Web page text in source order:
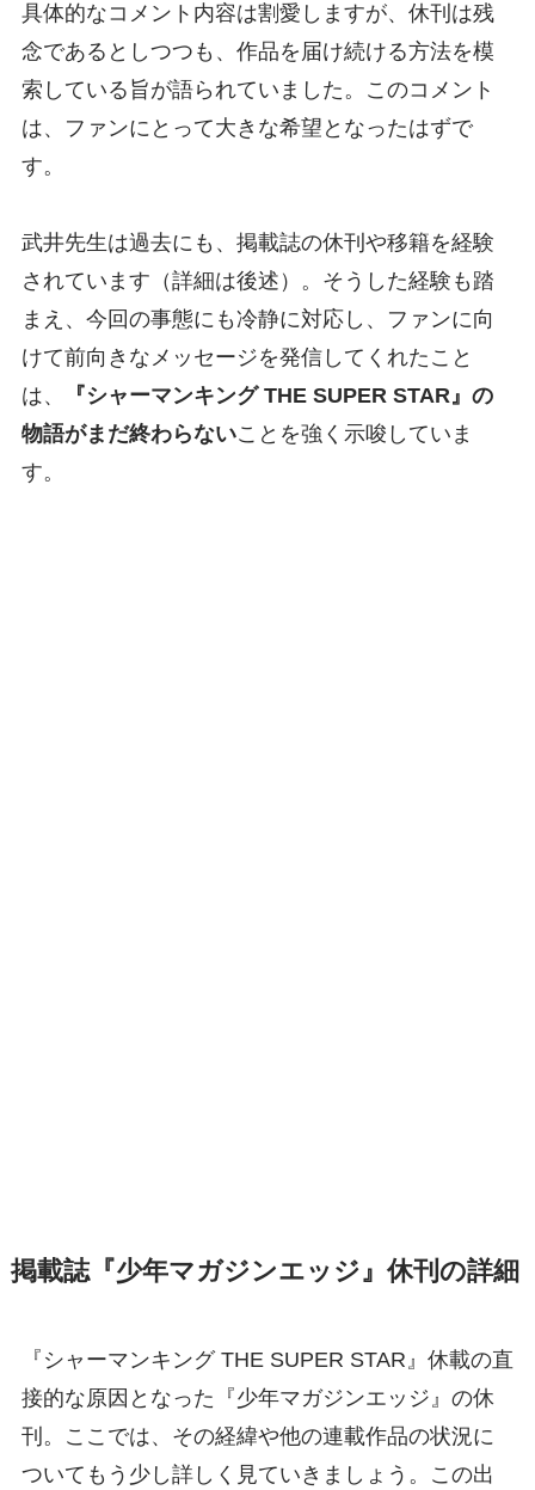
具体的なコメント内容は割愛しますが、休刊は残
念であるとしつつも、作品を届け続ける方法を模
索している旨が語られていました。このコメント
は、ファンにとって大きな希望となったはずで
す。
武井先生は過去にも、掲載誌の休刊や移籍を経験
されています（詳細は後述）。そうした経験も踏
まえ、今回の事態にも冷静に対応し、ファンに向
けて前向きなメッセージを発信してくれたこと
は、
『シャーマンキング THE SUPER STAR』の
物語がまだ終わらないことを強く示唆していま
す。
掲載誌『少年マガジンエッジ』休刊の詳細
『シャーマンキング THE SUPER STAR』休載の直
接的な原因となった『少年マガジンエッジ』の休
刊。ここでは、その経緯や他の連載作品の状況に
ついてもう少し詳しく見ていきましょう。この出